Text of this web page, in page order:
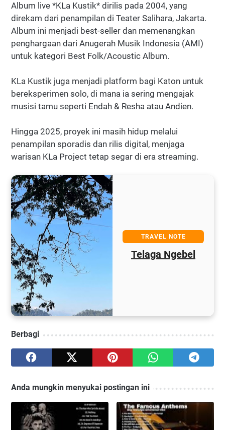
Album live *KLa Kustik* dirilis pada 2004, yang
direkam dari penampilan di Teater Salihara, Jakarta.
Album ini menjadi best-seller dan memenangkan
penghargaan dari Anugerah Musik Indonesia (AMI)
untuk kategori Best Folk/Acoustic Album.
KLa Kustik juga menjadi platform bagi Katon untuk
bereksperimen solo, di mana ia sering mengajak
musisi tamu seperti Endah & Resha atau Andien.
Hingga 2025, proyek ini masih hidup melalui
penampilan sporadis dan rilis digital, menjaga
warisan KLa Project tetap segar di era streaming.
TRAVEL NOTE
Telaga Ngebel
Berbagi
Anda mungkin menyukai postingan ini